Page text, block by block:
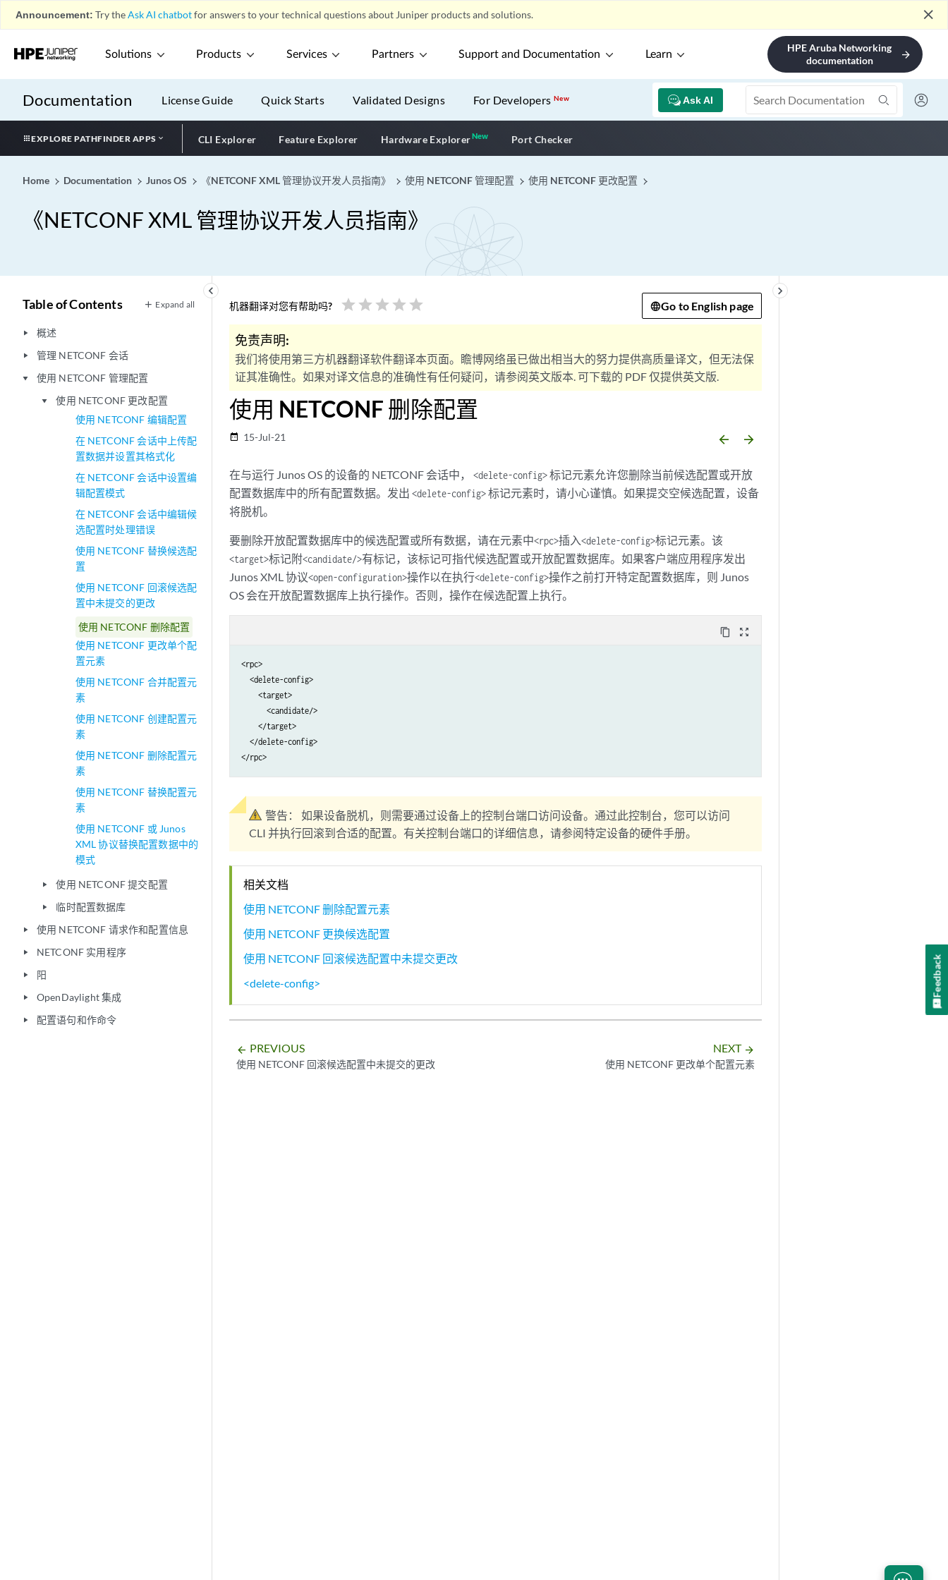
Announcement: Try theAsk AI chatbotfor answers to your technical questions about Juniper products and solutions. close
Solutions Products Services Partners Support and Documentation Learn
HPE Aruba Networking
documentation
arrow_forward
Documentation Ask AI
License Guide Quick Starts Validated Designs For DevelopersNew
EXPLORE PATHFINDER APPS CLI Explorer Feature Explorer Hardware ExplorerNewNew application
Port Checker
Home Documentation Junos OS 《NETCONF XML 管理协议开发人员指南》 使用 NETCONF 管理配置 使用 NETCONF 更改配置
《NETCONF XML 管理协议开发人员指南》
keyboard_arrow_left
Table of Contents Expand all
play_arrow 概述
play_arrow 管理 NETCONF 会话
play_arrow 使用 NETCONF 管理配置
play_arrow
使用 NETCONF 更改配置
使用 NETCONF 编辑配置
在 NETCONF 会话中上传配
置数据并设置其格式化
在 NETCONF 会话中设置编
辑配置模式
在 NETCONF 会话中编辑候
选配置时处理错误
使用 NETCONF 替换候选配
置
使用 NETCONF 回滚候选配
置中未提交的更改
使用 NETCONF 删除配置
使用 NETCONF 更改单个配
置元素
使用 NETCONF 合并配置元
素
使用 NETCONF 创建配置元
素
使用 NETCONF 删除配置元
素
使用 NETCONF 替换配置元
素
使用 NETCONF 或 Junos
XML 协议替换配置数据中的
模式
play_arrow 使用 NETCONF 提交配置
play_arrow 临时配置数据库
play_arrow 使用 NETCONF 请求作和配置信息
play_arrow NETCONF 实用程序
play_arrow 阳
play_arrow OpenDaylight 集成
play_arrow 配置语句和作命令
keyboard_arrow_right
机器翻译对您有帮助吗? star star star star star Go to English page
免责声明:
我们将使用第三方机器翻译软件翻译本页面。瞻博网络虽已做出相当大的努力提供高质量译文，但无法保
证其准确性。如果对译文信息的准确性有任何疑问，请参阅英文版本. 可下载的 PDF 仅提供英文版.
使用 NETCONF 删除配置
date_range 15-Jul-21 arrow_backward arrow_forward
在与运行 Junos OS 的设备的 NETCONF 会话中， <delete-config>标记元素允许您删除当前候选配置或开放
配置数据库中的所有配置数据。发出 <delete-config>标记元素时，请小心谨慎。如果提交空候选配置，设备
将脱机。
要删除开放配置数据库中的候选配置或所有数据，请在元素中<rpc>插入<delete-config>标记元素。该
<target>标记附<candidate/>有标记，该标记可指代候选配置或开放配置数据库。如果客户端应用程序发出
Junos XML 协议<open-configuration>操作以在执行<delete-config>操作之前打开特定配置数据库，则 Junos
OS 会在开放配置数据库上执行操作。否则，操作在候选配置上执行。
content_copy zoom_out_map
<rpc>
  <delete-config>
    <target>
      <candidate/>
    </target>
  </delete-config>
</rpc>
警告：
如果设备脱机，则需要通过设备上的控制台端口访问设备。通过此控制台，您可以访问
CLI 并执行回滚到合适的配置。有关控制台端口的详细信息，请参阅特定设备的硬件手册。
相关文档
使用 NETCONF 删除配置元素
使用 NETCONF 更换候选配置
使用 NETCONF 回滚候选配置中未提交更改
<delete-config>
arrow_backward PREVIOUS
使用 NETCONF 回滚候选配置中未提交的更改
NEXT arrow_forward
使用 NETCONF 更改单个配置元素
Feedback